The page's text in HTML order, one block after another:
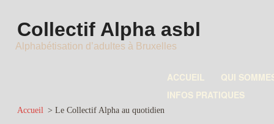
Collectif Alpha asbl
Alphabétisation d’adultes à Bruxelles
ACCUEIL
QUI
INFOS PRATIQUES
Accueil > Le Collectif Alpha au quotidien